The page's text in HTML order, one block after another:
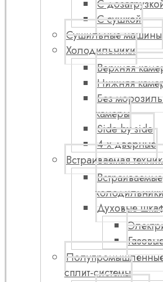
С
С сушкой
Сушильные машины
Холодильники
Верхняя
Нижняя
Без
камеры
Side by side
4-х дверные
Встраиваемая
Встраиваемые
Духовые
сплит-системы